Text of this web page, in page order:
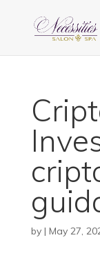
by | May 27,